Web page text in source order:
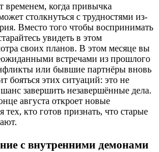
временем, когда привычка
столкнуться с трудностями из-
Вместо того чтобы воспринимать
увидеть в этом
своих планов. В этом месяце вы
встречами из прошлого
или бывшие партнёры вновь
бояться этих ситуаций: это не
завершить незавершённые дела.
августа откроет новые
тех, кто готов признать, что старые
с внутренними демонами